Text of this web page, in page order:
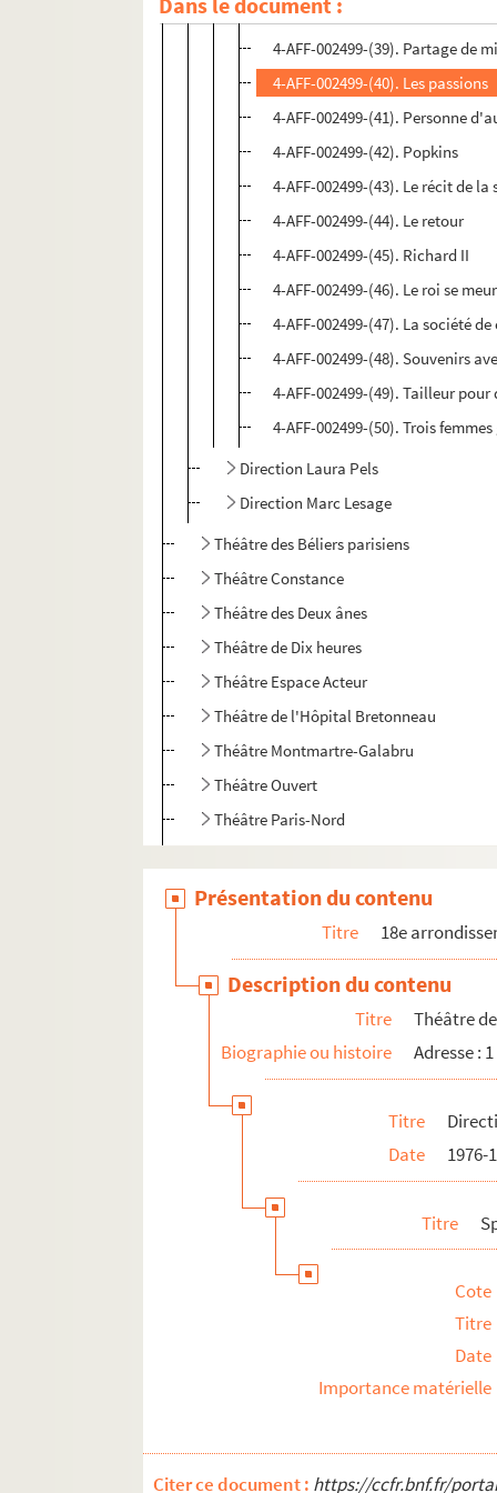
4-AFF-002499-(38). La parisienne
4-AFF-002499-(39). Partage de
4-AFF-002499-(40). Les passions
4-AFF-002499-(41). Personne
4-AFF-002499-(42). Popkins
4-AFF-002499-(43). Le récit de
4-AFF-002499-(44). Le retour
4-AFF-002499-(45). Richard II
4-AFF-002499-(46). Le roi se
4-AFF-002499-(47). La société de
4-AFF-002499-(48). Souvenirs
4-AFF-002499-(49). Tailleur pour
4-AFF-002499-(50). Trois
Direction Laura Pels
Direction Marc Lesage
Théâtre des Béliers parisiens
Théâtre Constance
Théâtre des Deux ânes
Théâtre de Dix heures
Théâtre Espace Acteur
Théâtre de l'Hôpital Bretonneau
Théâtre Montmartre-Galabru
Théâtre Ouvert
Théâtre Paris-Nord
Théâtre du Tertre
Théâtre Victor Hugo
Tremplin théâtre
Le Trianon
Les Trois Baudets
19e arrondissement
Présentation du contenu
Titre 18e
Description du contenu
Titre
Théâtre
Biographie ou histoire
Adresse :
Titre
Date
1976-
Titre
Cote
Titre
Date
Importance matérielle
Citer ce document : https://ccfr.bnf.fr/